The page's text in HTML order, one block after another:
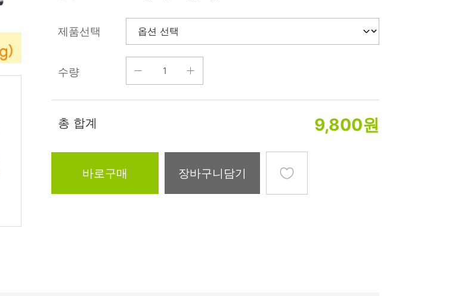
무기자차
레이저관리
탈모케어
동물성프리
아하/바하/파하/
라하
봉독/프로폴리스
카렌듈라
동백
성분사전
제품선택
수량
총 합계 9,800원
바로구매 장바구니담기